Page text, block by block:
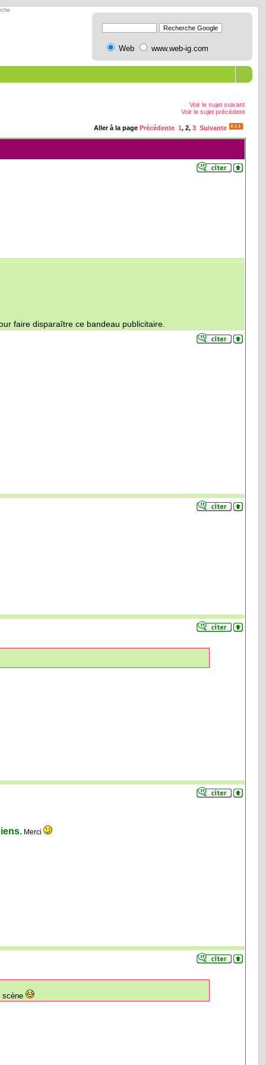
Web www.web-ig.com
Voir le sujet suivant
Voir le sujet précédent
Aller à la pagePrécédente 1,2,3 Suivante
faire disparaître ce bandeau publicitaire.
Merci
scène